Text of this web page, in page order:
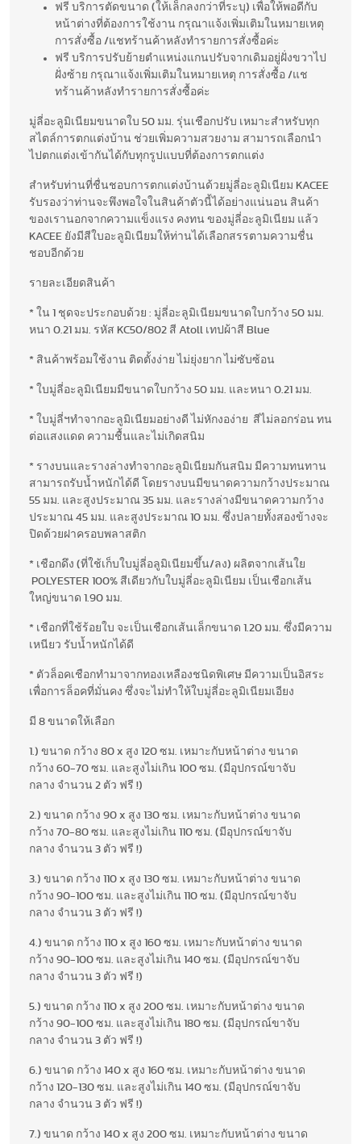
ฟรี บริการตัดขนาด (ให้เล็กลงกว่าที่ระบุ) เพื่อให้พอดีกับ
หน้าต่างที่ต้องการใช้งาน กรุณาแจ้งเพิ่มเติมในหมายเหตุ
การสั่งซื้อ /แชทร้านค้าหลังทำรายการสั่งซื้อค่ะ
ฟรี บริการปรับย้ายตำแหน่งแกนปรับจากเดิมอยู่ฝั่งขวาไป
ฝั่งซ้าย กรุณาแจ้งเพิ่มเติมในหมายเหตุ การสั่งซื้อ /แช
ทร้านค้าหลังทำรายการสั่งซื้อค่ะ
มู่ลี่อะลูมิเนียมขนาดใบ 50 มม. รุ่นเชือกปรับ เหมาะสำหรับทุก
สไตล์การตกแต่งบ้าน ช่วยเพิ่มความสวยงาม สามารถเลือกนำ
ไปตกแต่งเข้ากันได้กับทุกรูปแบบที่ต้องการตกแต่ง
สำหรับท่านที่ชื่นชอบการตกแต่งบ้านด้วยมู่ลี่อะลูมิเนียม KACEE
รับรองว่าท่านจะพึงพอใจในสินค้าตัวนี้ได้อย่างแน่นอน สินค้า
ของเรานอกจากความแข็งแรง คงทน ของมู่ลี่อะลูมิเนียม แล้ว
KACEE ยังมีสีใบอะลูมิเนียมให้ท่านได้เลือกสรรตามความชื่น
ชอบอีกด้วย
รายละเอียดสินค้า
* ใน 1 ชุดจะประกอบด้วย : มู่ลี่อะลูมิเนียมขนาดใบกว้าง 50 มม.
หนา 0.21 มม. รหัส KC50/802 สี Atoll เทปผ้าสี Blue
* สินค้าพร้อมใช้งาน ติดตั้งง่าย ไม่ยุ่งยาก ไม่ซับซ้อน
* ใบมู่ลี่อะลูมิเนียมมีขนาดใบกว้าง 50 มม. และหนา 0.21 มม.
* ใบมู่ลี่ฯทำจากอะลูมิเนียมอย่างดี ไม่หักงอง่าย สีไม่ลอกร่อน ทน
ต่อแสงแดด ความชื้นและไม่เกิดสนิม
* รางบนและรางล่างทำจากอะลูมิเนียมกันสนิม มีความทนทาน
สามารถรับน้ำหนักได้ดี โดยรางบนมีขนาดความกว้างประมาณ
55 มม. และสูงประมาณ 35 มม. และรางล่างมีขนาดความกว้าง
ประมาณ 45 มม. และสูงประมาณ 10 มม. ซึ่งปลายทั้งสองข้างจะ
ปิดด้วยฝาครอบพลาสติก
* เชือกดึง (ที่ใช้เก็บใบมู่ลี่อลูมิเนียมขึ้น/ลง) ผลิตจากเส้นใย
POLYESTER 100% สีเดียวกับใบมู่ลี่อะลูมิเนียม เป็นเชือกเส้น
ใหญ่ขนาด 1.90 มม.
* เชือกที่ใช้ร้อยใบ จะเป็นเชือกเส้นเล็กขนาด 1.20 มม. ซึ่งมีความ
เหนียว รับน้ำหนักได้ดี
* ตัวล็อคเชือกทำมาจากทองเหลืองชนิดพิเศษ มีความเป็นอิสระ
เพื่อการล็อคที่มั่นคง ซึ่งจะไม่ทำให้ใบมู่ลี่อะลูมิเนียมเอียง
มี 8 ขนาดให้เลือก
1.) ขนาด กว้าง 80 x สูง 120 ซม. เหมาะกับหน้าต่าง ขนาด
กว้าง 60-70 ซม. และสูงไม่เกิน 100 ซม. (มีอุปกรณ์ขาจับ
กลาง จำนวน 2 ตัว ฟรี !)
2.) ขนาด กว้าง 90 x สูง 130 ซม. เหมาะกับหน้าต่าง ขนาด
กว้าง 70-80 ซม. และสูงไม่เกิน 110 ซม. (มีอุปกรณ์ขาจับ
กลาง จำนวน 3 ตัว ฟรี !)
3.) ขนาด กว้าง 110 x สูง 130 ซม. เหมาะกับหน้าต่าง ขนาด
กว้าง 90-100 ซม. และสูงไม่เกิน 110 ซม. (มีอุปกรณ์ขาจับ
กลาง จำนวน 3 ตัว ฟรี !)
4.) ขนาด กว้าง 110 x สูง 160 ซม. เหมาะกับหน้าต่าง ขนาด
กว้าง 90-100 ซม. และสูงไม่เกิน 140 ซม. (มีอุปกรณ์ขาจับ
กลาง จำนวน 3 ตัว ฟรี !)
5.) ขนาด กว้าง 110 x สูง 200 ซม. เหมาะกับหน้าต่าง ขนาด
กว้าง 90-100 ซม. และสูงไม่เกิน 180 ซม. (มีอุปกรณ์ขาจับ
กลาง จำนวน 3 ตัว ฟรี !)
6.) ขนาด กว้าง 140 x สูง 160 ซม. เหมาะกับหน้าต่าง ขนาด
กว้าง 120-130 ซม. และสูงไม่เกิน 140 ซม. (มีอุปกรณ์ขาจับ
กลาง จำนวน 3 ตัว ฟรี !)
7.) ขนาด กว้าง 140 x สูง 200 ซม. เหมาะกับหน้าต่าง ขนาด